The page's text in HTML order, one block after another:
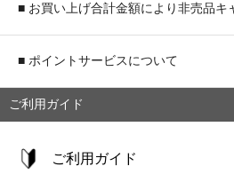
■ お買い上げ合計金額により非売品キ
■ ポイントサービスについて
ご利用ガイド
ご利用ガイド